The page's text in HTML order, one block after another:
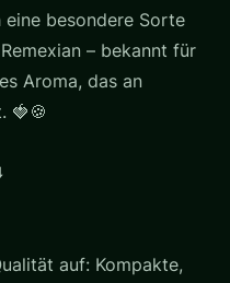
eine besondere Sorte
– bekannt für
Aroma, das an
🍓🍪
auf: Kompakte,